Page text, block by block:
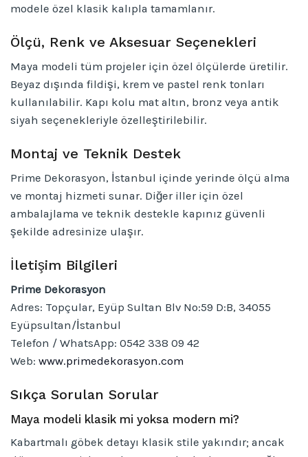
modele özel klasik kalıpla tamamlanır.
Ölçü, Renk ve Aksesuar Seçenekleri
Maya modeli tüm projeler için özel ölçülerde üretilir.
Beyaz dışında fildişi, krem ve pastel renk tonları
kullanılabilir. Kapı kolu mat altın, bronz veya antik
siyah seçenekleriyle özelleştirilebilir.
Montaj ve Teknik Destek
Prime Dekorasyon, İstanbul içinde yerinde ölçü alma
ve montaj hizmeti sunar. Diğer iller için özel
ambalajlama ve teknik destekle kapınız güvenli
şekilde adresinize ulaşır.
İletişim Bilgileri
Prime Dekorasyon
Adres: Topçular, Eyüp Sultan Blv No:59 D:B, 34055
Eyüpsultan/İstanbul
Telefon / WhatsApp: 0542 338 09 42
Web: www.primedekorasyon.com
Sıkça Sorulan Sorular
Maya modeli klasik mi yoksa modern mi?
Kabartmalı göbek detayı klasik stile yakındır; ancak